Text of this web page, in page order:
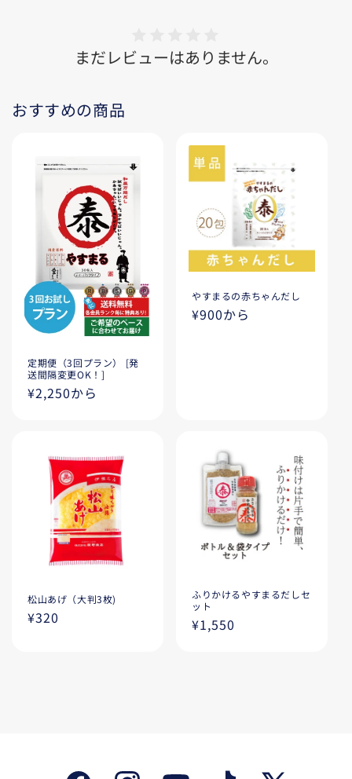
まだレビューはありません。
おすすめの商品
定期便（3回プラン） [発
送間隔変更OK！]
通
¥2,250から
やすまるの赤ちゃんだし
通
¥900から
松山あげ（大判3枚)
通
¥320
ふりかけるやすまるだしセ
ット
通
¥1,550